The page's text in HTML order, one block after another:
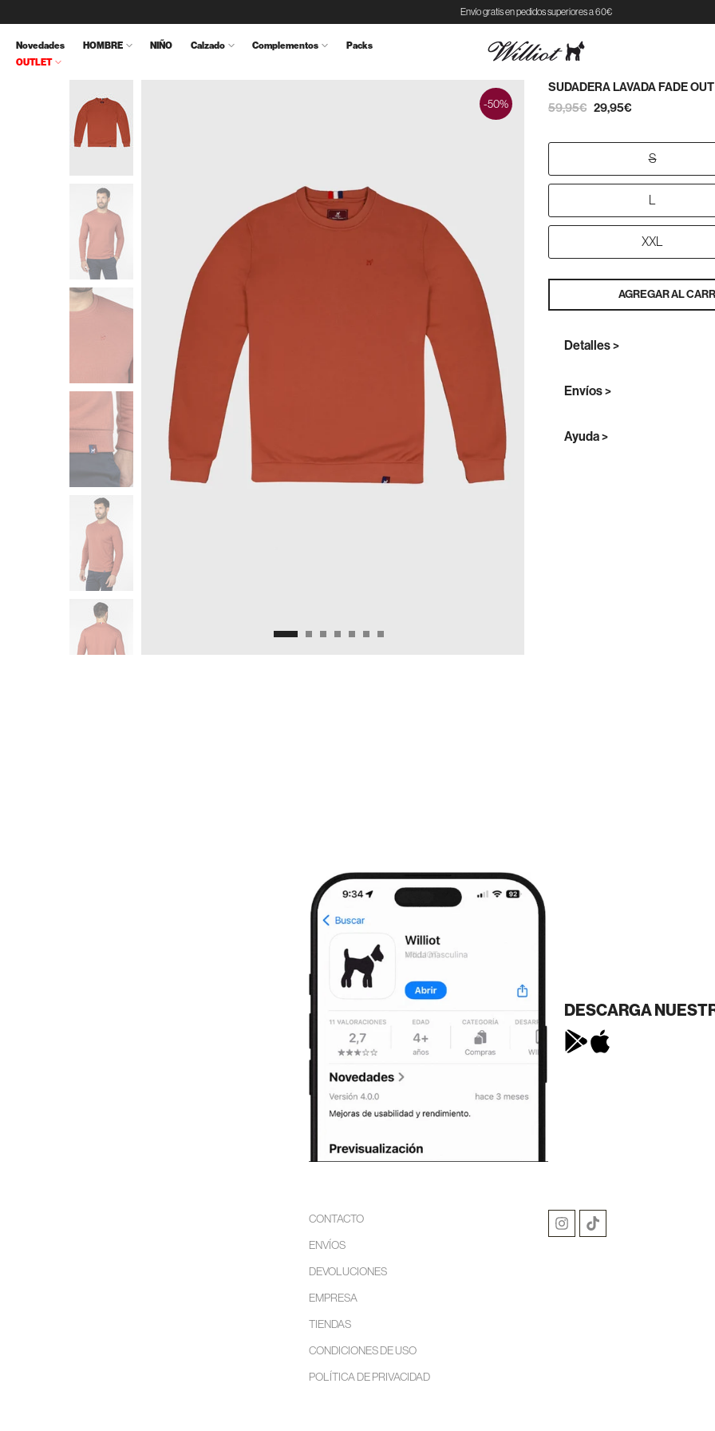
al
contenido
Envío gratis en pedidos superiores a 60€
Novedades HOMBRE NIÑO Calzado Complementos
Packs
OUTLET
-50%
SUDADERA LAVADA FADE
59,95€ 29,95€
S
L
XXL
AGREGAR AL
Detalles >
Envíos >
Ayuda >
DESCARGA
CONTACTO
ENVÍOS
DEVOLUCIONES
EMPRESA
TIENDAS
CONDICIONES DE USO
POLÍTICA DE PRIVACIDAD